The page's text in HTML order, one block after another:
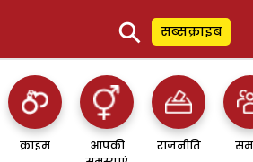
⚲ सब्सक्राइब
क्राइम
आपकी
राजनीति